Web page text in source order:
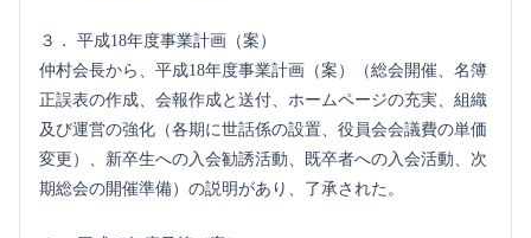
３． 平成18年度事業計画（案）
仲村会長から、平成18年度事業計画（案）（総会開催、名簿
正誤表の作成、会報作成と送付、ホームページの充実、組織
及び運営の強化（各期に世話係の設置、役員会会議費の単価
変更）、新卒生への入会勧誘活動、既卒者への入会活動、次
期総会の開催準備）の説明があり、了承された。